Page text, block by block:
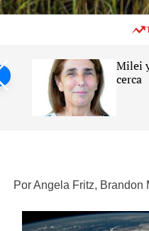
Milei
cerca
Por Angela Fritz, Brandon